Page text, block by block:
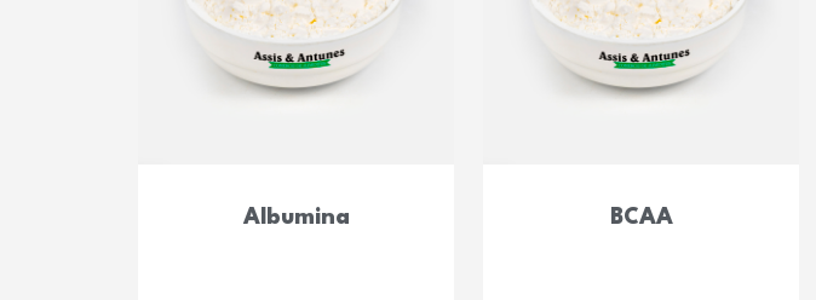
Albumina BCAA